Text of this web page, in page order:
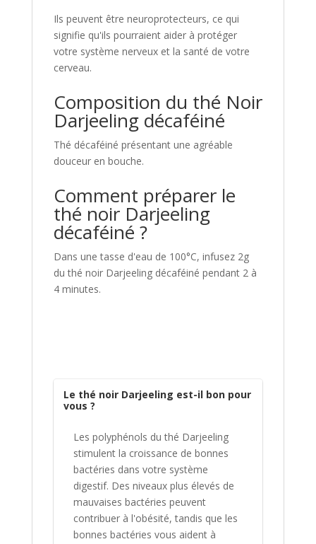
Ils peuvent être neuroprotecteurs, ce qui
signifie qu'ils pourraient aider à protéger
votre système nerveux et la santé de votre
cerveau.
Composition du thé Noir
Darjeeling décaféiné
Thé décaféiné présentant une agréable
douceur en bouche.
Comment préparer le
thé noir Darjeeling
décaféiné ?
Dans une tasse d'eau de 100°C, infusez 2g
du thé noir Darjeeling décaféiné pendant 2 à
4 minutes.
Le thé noir Darjeeling est-il bon pour
vous ?
Les polyphénols du thé Darjeeling
stimulent la croissance de bonnes
bactéries dans votre système
digestif. Des niveaux plus élevés de
mauvaises bactéries peuvent
contribuer à l'obésité, tandis que les
bonnes bactéries vous aident à